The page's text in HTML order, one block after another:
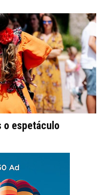
o espetáculo